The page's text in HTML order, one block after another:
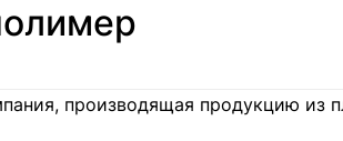
производящая продукцию из